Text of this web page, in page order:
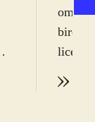
om
birds.
Spillet